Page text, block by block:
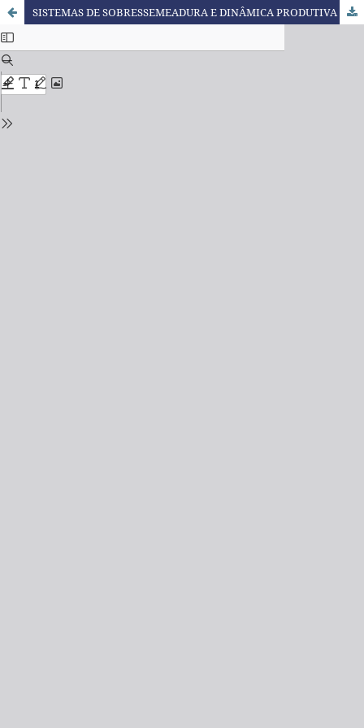
SISTEMAS DE SOBRESSEMEADURA E DINÂMICA PRODUTIVA DE FORRAGEIRAS TEMPERADAS SOBRE A TÍFTON 85